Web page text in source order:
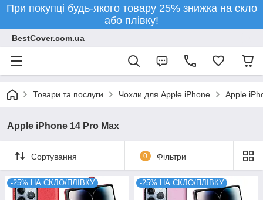
При покупці будь-якого товару 25% знижка на скло
або плівку!
BestCover.com.ua
Товари та послуги Чохли для Apple iPhone Apple
Apple iPhone 14 Pro Max
Сортування 0 Фільтри
-25% НА СКЛО/ПЛІВКУ -25% НА СКЛО/ПЛІВКУ